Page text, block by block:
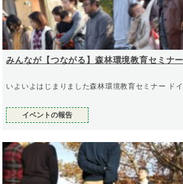
みんなが【つながる】森林環境教育セミナー
いよいよ
イベントの報告